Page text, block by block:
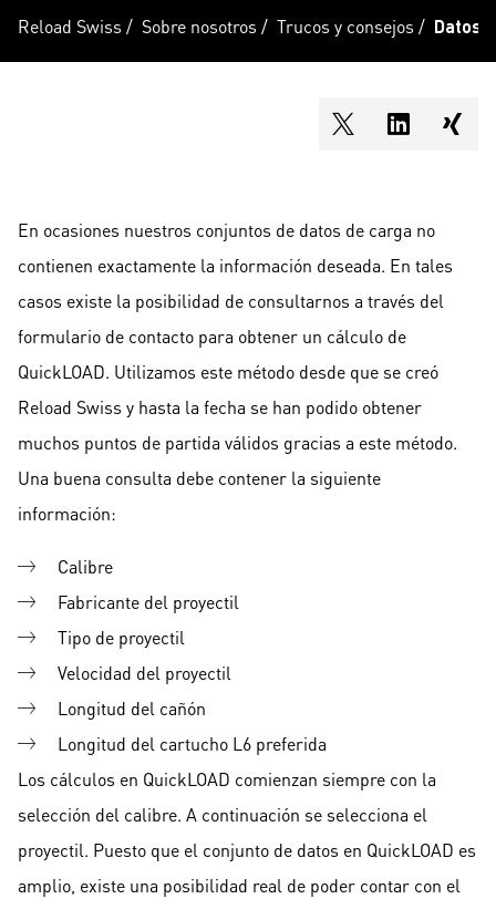
Reload Swiss / Sobre nosotros / Trucos y consejos / Datos
shareOntwitter
En ocasiones nuestros conjuntos de datos de carga no
contienen exactamente la información deseada. En tales
casos existe la posibilidad de consultarnos a través del
formulario de contacto para obtener un cálculo de
QuickLOAD. Utilizamos este método desde que se creó
Reload Swiss y hasta la fecha se han podido obtener
muchos puntos de partida válidos gracias a este método.
Una buena consulta debe contener la siguiente
información:
Calibre
Fabricante del proyectil
Tipo de proyectil
Velocidad del proyectil
Longitud del cañón
Longitud del cartucho L6 preferida
Los cálculos en QuickLOAD comienzan siempre con la
selección del calibre. A continuación se selecciona el
proyectil. Puesto que el conjunto de datos en QuickLOAD es
amplio, existe una posibilidad real de poder contar con el